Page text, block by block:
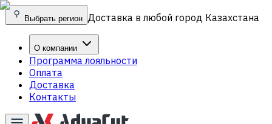
Выбрать регион Доставка в любой город Казахстана
О компании
Программа лояльности
Оплата
Доставка
Контакты